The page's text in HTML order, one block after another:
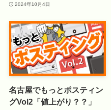
2024年10月4日
名古屋でもっとポスティン
グVol2「値上がり？？」